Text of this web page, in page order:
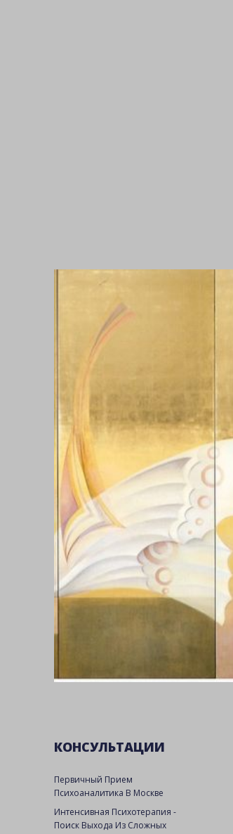
КОНСУЛЬТАЦИИ
Первичный Прием
Психоаналитика В Москве
Интенсивная Психотерапия -
Поиск Выхода Из Сложных